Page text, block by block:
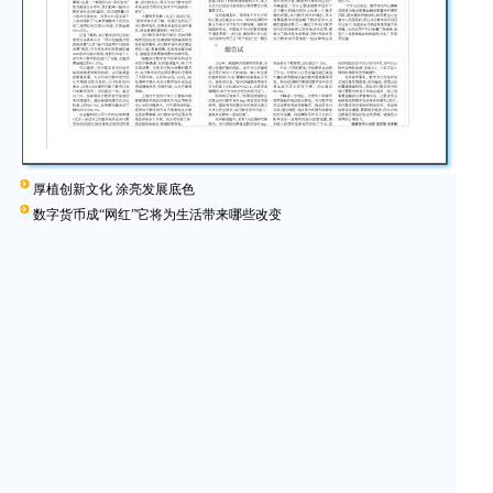
厚植创新文化 涂亮发展底色
数字货币成“网红”它将为生活带来哪些改变